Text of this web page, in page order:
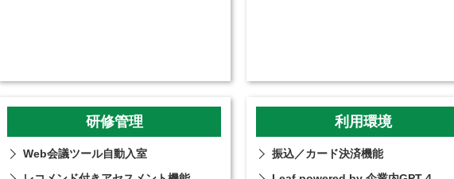
研修管理
Web会議ツール自動入室
利用環境
振込／カード決済機能